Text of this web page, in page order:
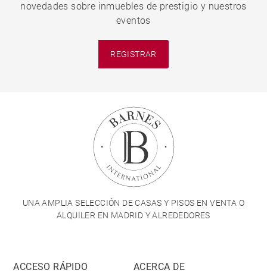
novedades sobre inmuebles de prestigio y nuestros
eventos
REGISTRAR
UNA AMPLIA SELECCIÓN DE CASAS Y PISOS EN VENTA O
ALQUILER EN MADRID Y ALREDEDORES
ACCESO RÁPIDO
ACERCA DE